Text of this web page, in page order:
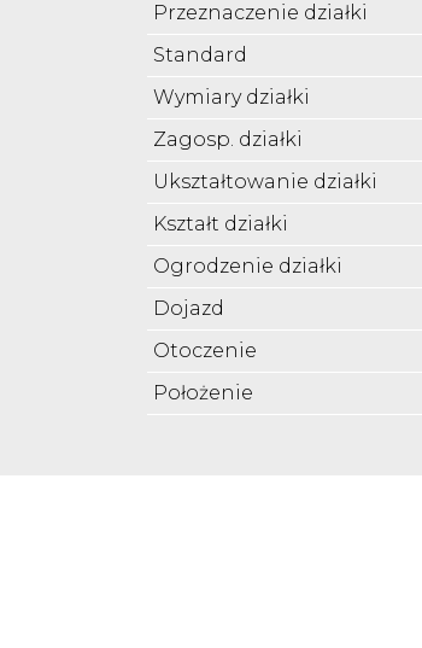
Przeznaczenie działki
Standard
Wymiary działki
Zagosp. działki
Ukształtowanie działki
Kształt działki
Ogrodzenie działki
Dojazd
Otoczenie
Położenie